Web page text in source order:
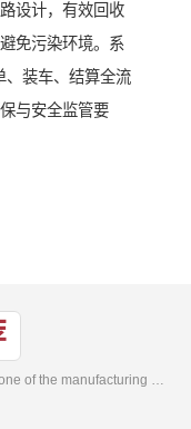
设计，有效回收
免污染环境。系
、装车、结算全流
与安全监管要